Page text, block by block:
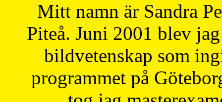
Mitt namn är Sandra
Piteå. Juni 2001 blev
bildvetenskap som
programmet på